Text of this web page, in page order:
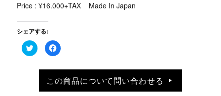
Price : ¥16.000+TAX Made In Japan
シェアする:
ク
リ
し
Twitter
共
Facebook
で
す
に
ク
この商品について問い合わせる